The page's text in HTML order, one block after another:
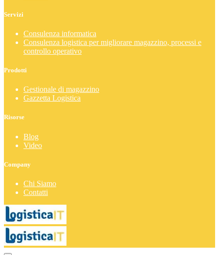
Servizi
Consulenza informatica
Consulenza logistica per migliorare magazzino, processi e
controllo operativo
Prodotti
Gestionale di magazzino
Gazzetta Logistica
Risorse
Blog
Video
Company
Chi Siamo
Contatti